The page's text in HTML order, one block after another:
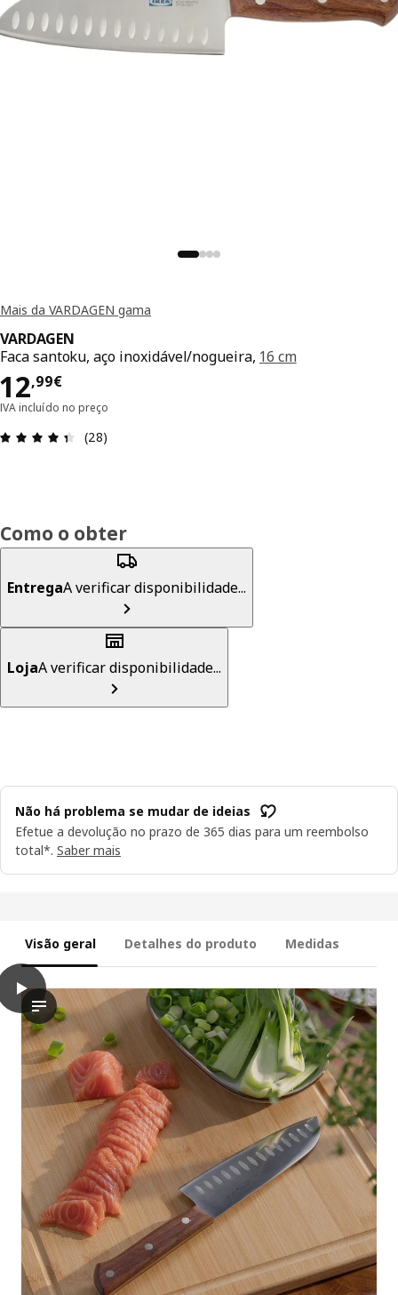
Mais da VARDAGEN gama
VARDAGEN
Faca santoku, aço inoxidável/nogueira, 16 cm
12,99€
Preço 12,99€
IVA incluído no preço
Avaliações: 4.4 de 5 estrelas. Total de
(28)
Como o obter
EntregaA verificar disponibilidade...
LojaA verificar disponibilidade...
Não há problema se mudar de ideias
Efetue a devolução no prazo de 365 dias para um reembolso
total*. Saber mais
Visão geral Detalhes do produto Medidas
play
O vídeo mostra uma pessoa preparando comida enquanto
VARDAGEN Faca santoku, aço inoxidável/nogueira, 16 cm